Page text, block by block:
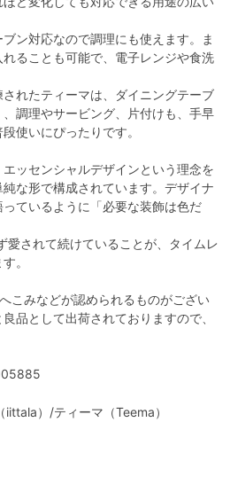
iittala）/ティーマ（Teema）
ン対応なので調理にも使えます。ま
ることも可能で、電子レンジや食洗
れたティーマは、ダイニングテーブ
調理やサービング、片付けも、手早
使いにぴったりです。
ッセンシャルデザインという理念を
な形で構成されています。デザイナ
ているように「必要な装飾は色だ
愛されて続けていることが、タイムレ
。
こみなどが認められるものがござい
品として出荷されておりますので、